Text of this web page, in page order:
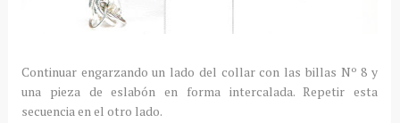
Continuar engarzando un lado del collar con las billas Nº 8 y
una pieza de eslabón en forma intercalada. Repetir esta
secuencia en el otro lado.